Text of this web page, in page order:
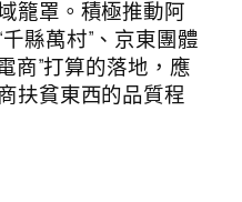
籠罩。積極推動阿
千縣萬村”、京東團體
商”打算的落地，應
扶貧東西的品質程